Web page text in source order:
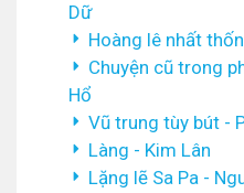
Dữ
Hoàng lê nhất
Chuyện cũ trong
Hổ
Vũ trung tùy bút -
Làng - Kim Lân
Lặng lẽ Sa Pa -